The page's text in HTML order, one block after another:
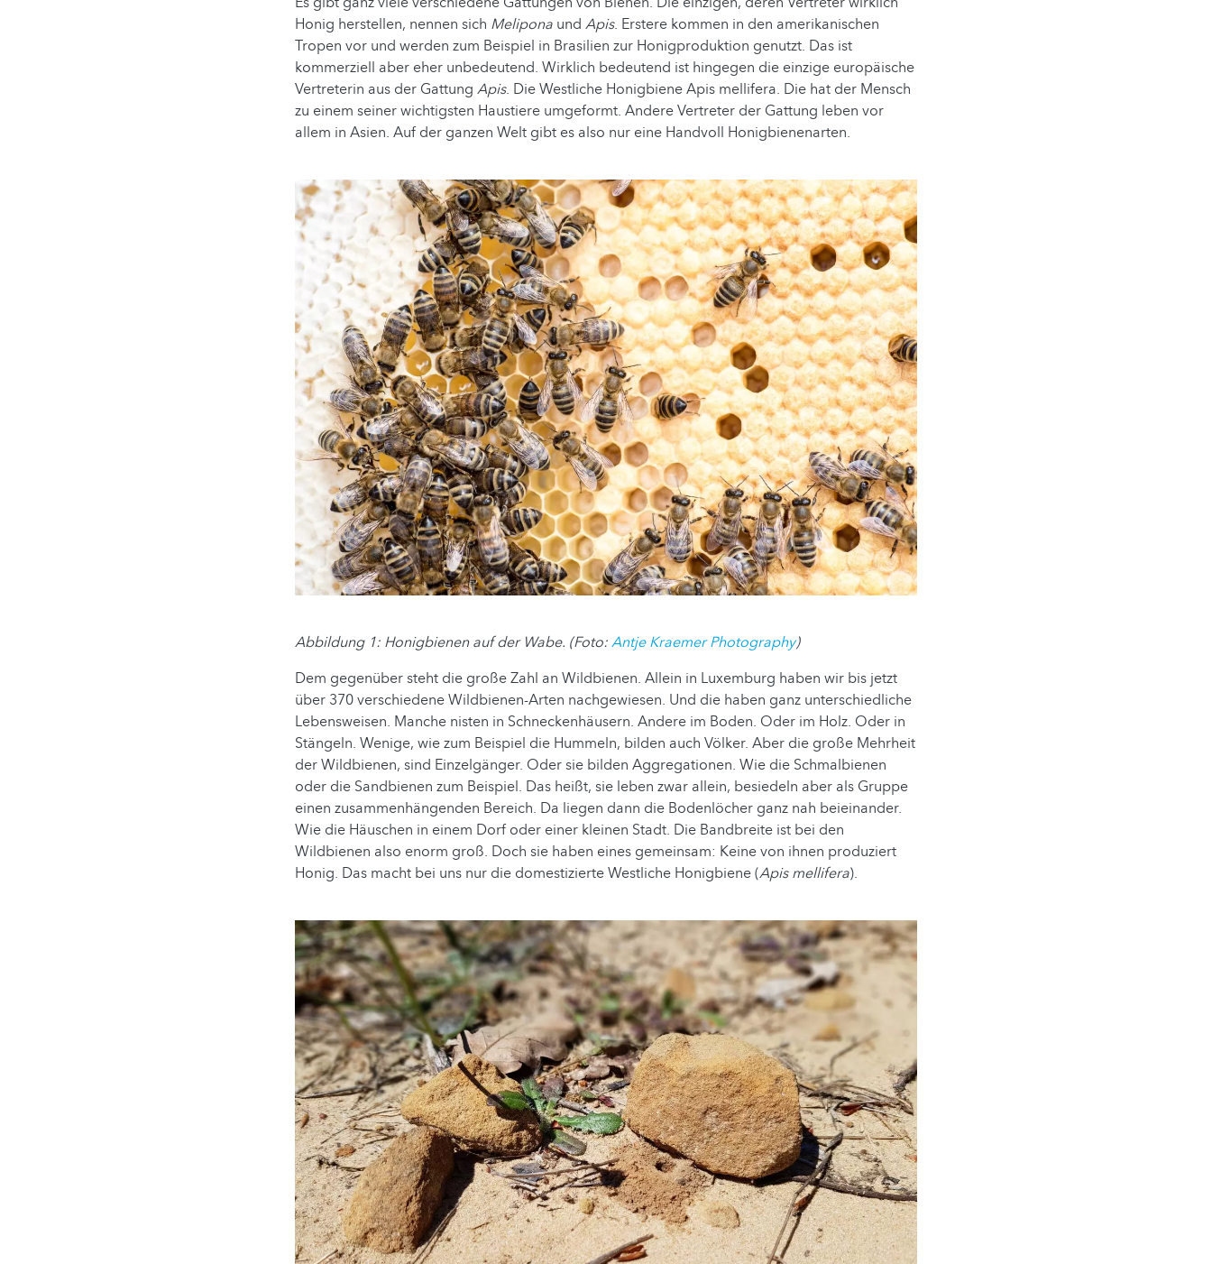
Honig herstellen, nennen sich Melipona und Apis. Erstere kommen in den amerikanischen
Tropen vor und werden zum Beispiel in Brasilien zur Honigproduktion genutzt. Das ist
kommerziell aber eher unbedeutend. Wirklich bedeutend ist hingegen die einzige europäische
Vertreterin aus der Gattung Apis. Die Westliche Honigbiene Apis mellifera. Die hat der Mensch
zu einem seiner wichtigsten Haustiere umgeformt. Andere Vertreter der Gattung leben vor
allem in Asien. Auf der ganzen Welt gibt es also nur eine Handvoll Honigbienenarten.
Abbildung 1: Honigbienen auf der Wabe. (Foto:Antje Kraemer Photography)
Dem gegenüber steht die große Zahl an Wildbienen. Allein in Luxemburg haben wir bis jetzt
über 370 verschiedene Wildbienen-Arten nachgewiesen. Und die haben ganz unterschiedliche
Lebensweisen. Manche nisten in Schneckenhäusern. Andere im Boden. Oder im Holz. Oder in
Stängeln. Wenige, wie zum Beispiel die Hummeln, bilden auch Völker. Aber die große Mehrheit
der Wildbienen, sind Einzelgänger. Oder sie bilden Aggregationen. Wie die Schmalbienen
oder die Sandbienen zum Beispiel. Das heißt, sie leben zwar allein, besiedeln aber als Gruppe
einen zusammenhängenden Bereich. Da liegen dann die Bodenlöcher ganz nah beieinander.
Wie die Häuschen in einem Dorf oder einer kleinen Stadt. Die Bandbreite ist bei den
Wildbienen also enorm groß. Doch sie haben eines gemeinsam: Keine von ihnen produziert
Honig. Das macht bei uns nur die domestizierte Westliche Honigbiene (Apis mellifera).